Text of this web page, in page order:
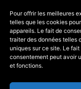
Pour offrir les meilleures
telles que les cookies
appareils. Le fait de
traiter des données telles
uniques sur ce site. Le
consentement peut avoir
et fonctions.
Recrutement
Espace client
Espace technicien
Nous suivre :